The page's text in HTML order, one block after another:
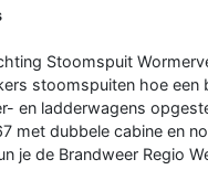
Stoomspuit
stoomspuiten hoe
en ladderwagens
met dubbele cabine en
je de Brandweer Regio